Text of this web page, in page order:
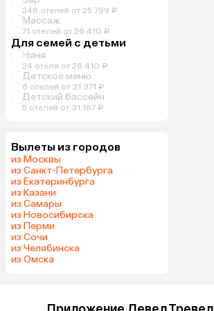
246 отелей от 25 799 ₽
Массаж
71 отелей от 26 410 ₽
Для семей с детьми
Няня
24 отеля от 26 410 ₽
Детское меню
6 отелей от 31 371 ₽
Детский бассейн
5 отелей от 31 167 ₽
Вылеты из городов
из Москвы
из Санкт-Петербурга
из Екатеринбурга
из Казани
из Самары
из Новосибирска
из Перми
из Сочи
из Челябинска
из Омска